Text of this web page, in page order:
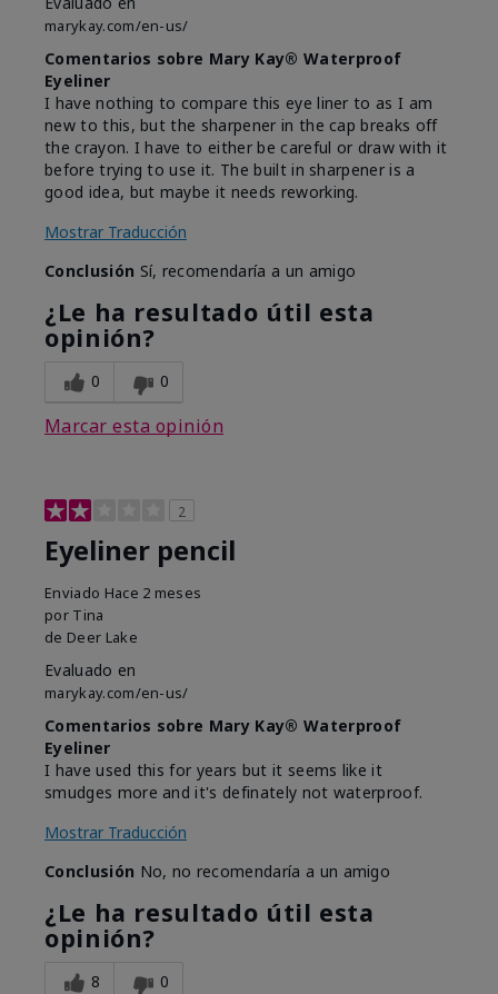
marykay.com/en-us/
Comentarios sobre Mary Kay® Waterproof
Eyeliner
I have nothing to compare this eye liner to as I am
new to this, but the sharpener in the cap breaks off
the crayon. I have to either be careful or draw with it
before trying to use it. The built in sharpener is a
good idea, but maybe it needs reworking.
Mostrar Traducción
Conclusión Sí, recomendaría a un amigo
¿Le ha resultado útil esta
opinión?
0 0
Marcar esta opinión
2
Eyeliner pencil
Enviado Hace 2 meses
por Tina
de Deer Lake
Evaluado en
marykay.com/en-us/
Comentarios sobre Mary Kay® Waterproof
Eyeliner
I have used this for years but it seems like it
smudges more and it's definately not waterproof.
Mostrar Traducción
Conclusión No, no recomendaría a un amigo
¿Le ha resultado útil esta
opinión?
8 0